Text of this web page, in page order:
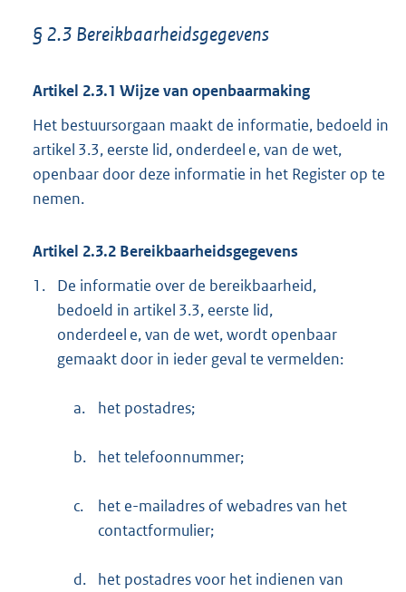
§ 2.3 Bereikbaarheidsgegevens
Artikel 2.3.1 Wijze van openbaarmaking
Het bestuursorgaan maakt de informatie, bedoeld in
artikel 3.3, eerste lid, onderdeel e, van de wet,
openbaar door deze informatie in het Register op te
nemen.
Artikel 2.3.2 Bereikbaarheidsgegevens
1.
De informatie over de bereikbaarheid,
bedoeld in artikel 3.3, eerste lid,
onderdeel e, van de wet, wordt openbaar
gemaakt door in ieder geval te vermelden:
a. het postadres;
b. het telefoonnummer;
c.
het e-mailadres of webadres van het
contactformulier;
d.
het postadres voor het indienen van